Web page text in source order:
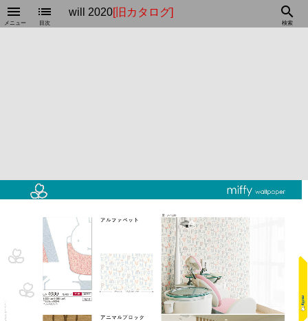
menu
メニュー
will 2020[旧カタログ]
list
目次
search
検索